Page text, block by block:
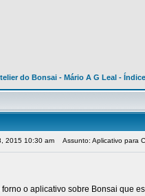
do Bonsai - Mário A G Leal - Índice
2015 10:30 am Assunto: Aplicativo para
forno o aplicativo sobre Bonsai que